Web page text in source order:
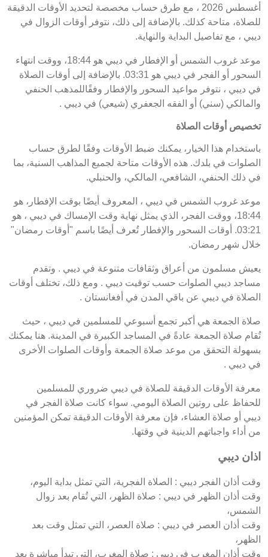
أغسطس 2026 ، مع طرق حساب مخصصة لتحديد الأوقات الدقيقة
للصلاة، متاحة كذلك. بالإضافة إلى ذلك، نتوفر أوقات الزوال في
ديبي ، مع تفاصيل البداية والنهاية.
موعد غروب الشمس أو الإفطار في ديبي هو 18:44، ووقت انتهاء
السحور أو الفجر في ديبي هو 03:31. بالإضافة إلى أوقات الصلاة
في ديبي ، نتوفر مواعيد السحور والإفطار وفقًاللمذهب الحنفي
والمالكي (سني) أو الفقه الجعفري (شيعي) في ديبي .
تخصيص أوقات الصلاة
باستخدام هذا الخيار، يمكنك ضبط الأوقات وفقًا لطرق حساب
الصلوات في بلدك. هذه الأوقات متاحة لجميع المذاهب السنية، بما
في ذلك الحنفي، الشافعي، المالكي، والحنبلي.
موعد غروب الشمس في ديبي ، المعروف أيضًا بوقت الإفطار، هو
18:44، ووقت الفجر، الذي يمثل نهاية وقت الإمساك في ديبي ، هو
03:21. أوقات السحور والإفطار تُعرف أيضًا باسم "أوقات رمضان"
خلال شهر رمضان.
يعيش مسلمون من أعراق وثقافات متنوعة في ديبي . وتقدم
مساجد ديبي الصلوات حسب توقيت ديبي . ومع ذلك، تختلف أوقات
الصلاة في ديبي عن باقي المدن في أفغانستان .
صلاة الجمعة هي أكبر تجمع أسبوعي للمسلمين في ديبي ، حيث
تُقام صلاة الجمعة عادةً في المساجد الكبيرة في المدينة. هنا يمكنك
بسهولة التحقق من موعد صلاة الجمعة وأوقات الصلوات الأخرى
في ديبي .
معرفة الأوقات الدقيقة للصلاة في ديبي ضروري للمسلمين
للحفاظ على روتين الصلاة اليومي. سواء كانت صلاة الفجر في
ديبي أو صلاة العشاء، فإن معرفة الأوقات الدقيقة تمكن المؤمنين
من أداء واجباتهم الدينية في وقتها.
اذان ديبي
وقت أذان الفجر ديبي : الصلاة الفجرية، التي تمثل بداية اليوم،
وقت أذان الظهر في ديبي : صلاة الظهر، التي تُقام بعد زوال
الشمس،
وقت أذان العصر في ديبي : صلاة العصر، التي تمثل وقت بعد
الظهر،
وقت أذان المغرب في ديبي : صلاة المغرب، التي تبدأ مباشرة بعد